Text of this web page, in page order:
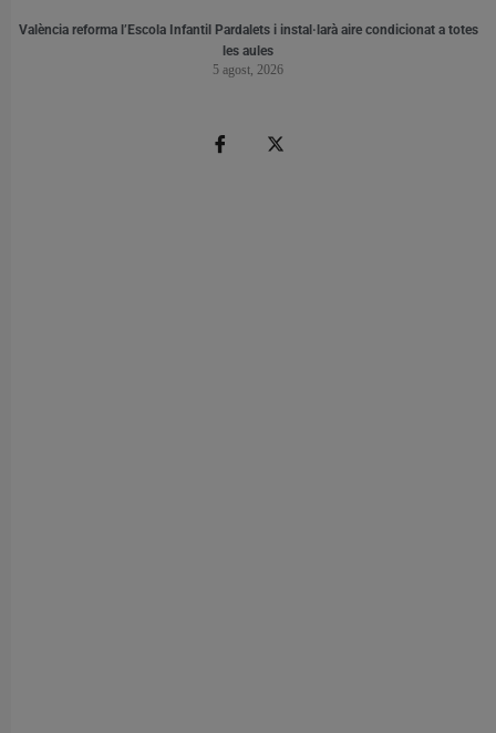
València reforma l’Escola Infantil Pardalets i instal·larà aire condicionat a totes
les aules
5 agost, 2026